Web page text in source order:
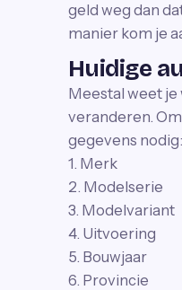
geld weg dan
manier kom je
Huidige
Meestal weet je
veranderen.
gegevens nodig:
1. Merk
2. Modelserie
3. Modelvariant
4. Uitvoering
5. Bouwjaar
6. Provincie